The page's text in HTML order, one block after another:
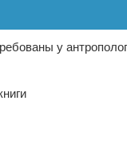
у